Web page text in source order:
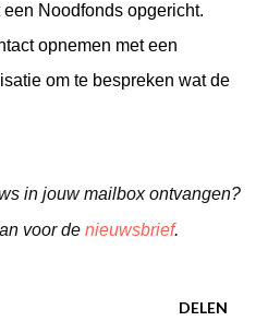
Noodfonds opgericht.
opnemen met een
om te bespreken wat de
in jouw mailbox ontvangen?
voor de nieuwsbrief.
DELEN